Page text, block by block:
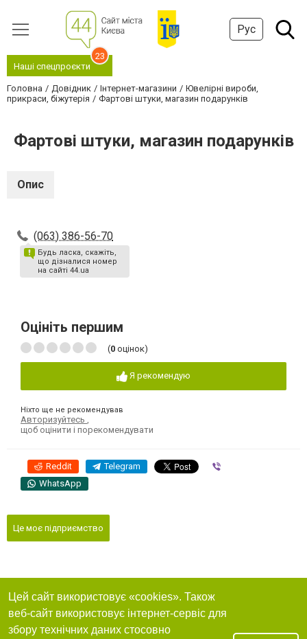
Рус
Наші спецпроєкти
23
Головна Довідник Інтернет-магазини
Ювелірні вироби,
прикраси, біжутерія
Фартові штуки, магазин подарунків
Фартові штуки, магазин подарунків
Опис
(063) 386-56-70
Будь ласка, скажіть,
що дізналися номер
на сайті 44.ua
Оцініть першим
(0 оцінок)
Я рекомендую
Ніхто ще не рекомендував
Авторизуйтесь
щоб оцінити і порекомендувати
Reddit Telegram
WhatsApp
Це моє підприємство
Цей сайт використовує «cookies». Також
веб-сайт використовує інтернет-сервіс для
збору технічних даних стосовно